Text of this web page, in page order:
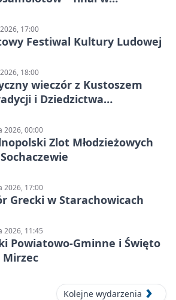
17:00
Festiwal Kultury Ludowej
18:00
wieczór z Kustoszem
i Dziedzictwa
2026, 00:00
Zlot Młodzieżowych
2026, 17:00
Grecki w Starachowicach
2026, 11:45
Powiatowo-Gminne i Święto
Mirzec
Kolejne wydarzenia